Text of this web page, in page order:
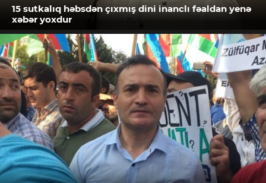
15 sutkalıq həbsdən çıxmış dini inanclı fəaldan yenə
xəbər yoxdur